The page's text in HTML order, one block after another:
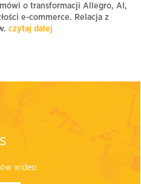
o transformacji Allegro, AI,
e-commerce. Relacja z
czytaj dalej
wideo.